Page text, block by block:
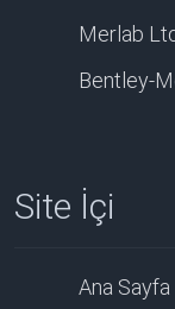
Merlab
Bentley-
Site İçi
Ana Sayfa